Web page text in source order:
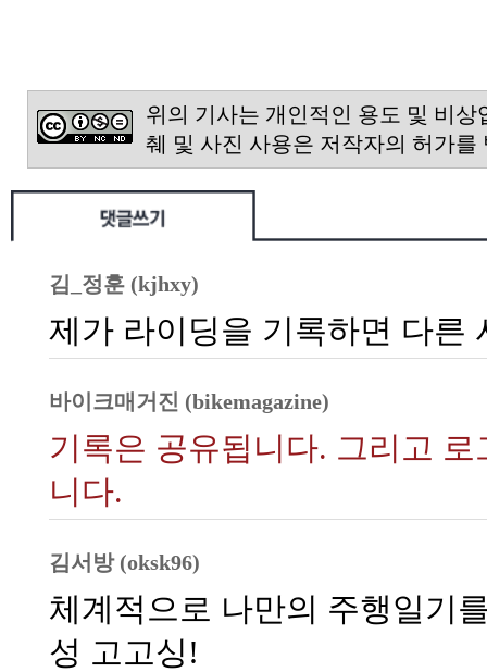
위의 기사는 개인적인 용도 및 비
췌 및 사진 사용은 저작자의 허가를
김_정훈 (kjhxy)
제가 라이딩을 기록하면 다른
바이크매거진 (bikemagazine)
기록은 공유됩니다. 그리고
니다.
김서방 (oksk96)
체계적으로 나만의 주행일기
성 고고싱!